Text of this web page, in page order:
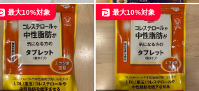
最大10%対象 最大10%対象